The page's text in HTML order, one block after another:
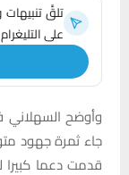
تلقَّ
على التليغرام
وأوضح السهلاني
جاء ثمرة جهود
قدمت دعما كبيرا